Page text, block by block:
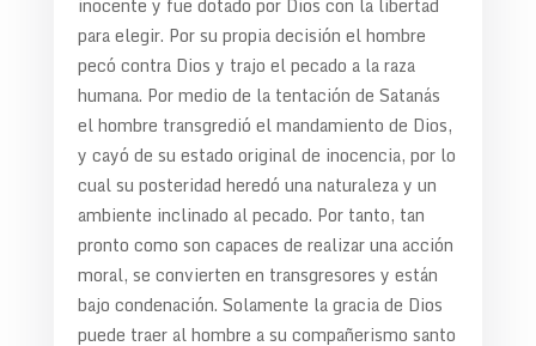
para elegir. Por su propia decisión el hombre
pecó contra Dios y trajo el pecado a la raza
humana. Por medio de la tentación de Satanás
el hombre transgredió el mandamiento de Dios,
y cayó de su estado original de inocencia, por lo
cual su posteridad heredó una naturaleza y un
ambiente inclinado al pecado. Por tanto, tan
pronto como son capaces de realizar una acción
moral, se convierten en transgresores y están
bajo condenación. Solamente la gracia de Dios
puede traer al hombre a su compañerismo santo